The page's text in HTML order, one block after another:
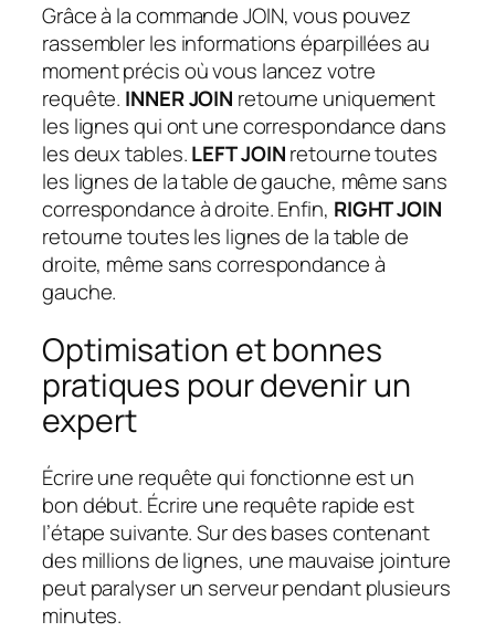
Grâce à la commande JOIN, vous pouvez
rassembler les informations éparpillées au
moment précis où vous lancez votre
requête. INNER JOIN retourne uniquement
les lignes qui ont une correspondance dans
les deux tables.LEFT JOINretourne toutes
les lignes de la table de gauche, même sans
correspondance à droite. Enfin, RIGHT JOIN
retourne toutes les lignes de la table de
droite, même sans correspondance à
gauche.
Optimisation et bonnes
pratiques pour devenir un
expert
Écrire une requête qui fonctionne est un
bon début. Écrire une requête rapide est
l’étape suivante. Sur des bases contenant
des millions de lignes, une mauvaise jointure
peut paralyser un serveur pendant plusieurs
minutes.